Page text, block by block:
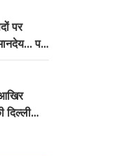
पर
पढ़ें
दिल्ली